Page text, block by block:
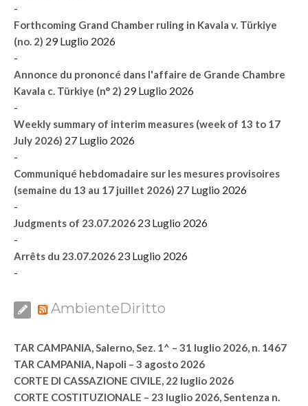
-
Forthcoming Grand Chamber ruling in Kavala v. Türkiye
(no. 2) 29 Luglio 2026
-
Annonce du prononcé dans l'affaire de Grande Chambre
Kavala c. Türkiye (n° 2) 29 Luglio 2026
-
Weekly summary of interim measures (week of 13 to 17
July 2026) 27 Luglio 2026
-
Communiqué hebdomadaire sur les mesures provisoires
(semaine du 13 au 17 juillet 2026) 27 Luglio 2026
-
Judgments of 23.07.2026 23 Luglio 2026
-
Arrêts du 23.07.2026 23 Luglio 2026
-
AmbienteDiritto
TAR CAMPANIA, Salerno, Sez. 1^ – 31 luglio 2026, n. 1467
TAR CAMPANIA, Napoli – 3 agosto 2026
CORTE DI CASSAZIONE CIVILE, 22 luglio 2026
CORTE COSTITUZIONALE – 23 luglio 2026, Sentenza n.